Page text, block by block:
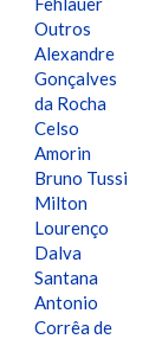
Outros
Alexandre
Gonçalves
da Rocha
Celso
Amorin
Bruno Tussi
Milton
Lourenço
Dalva
Santana
Antonio
Corrêa de